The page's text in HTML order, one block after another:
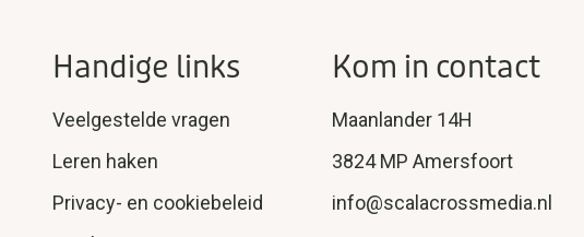
Handige links
Veelgestelde vragen
Leren haken
Privacy- en cookiebeleid
Kom in contact
Maanlander 14H
3824 MP Amersfoort
info@scalacrossmedia.nl